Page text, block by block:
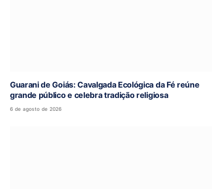
Guarani de Goiás: Cavalgada Ecológica da Fé reúne
grande público e celebra tradição religiosa
6 de agosto de 2026